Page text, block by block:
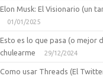
Elon Musk: El Visionario (un
01/01/2025
Esto es lo que pasa (o mejor
chulearme
29/12/2024
Como usar Threads (El